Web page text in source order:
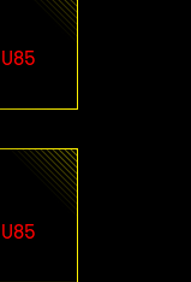
U85
U85